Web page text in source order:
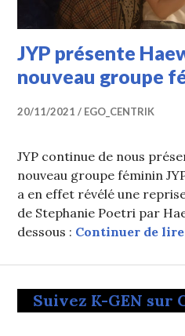
JYP présente
nouveau groupe
20/11/2021 EGO_CENTRIK
JYP continue de nous
nouveau groupe féminin
a en effet révélé une
de Stephanie Poetri par
dessous : Continuer de lire
Suivez K-GEN sur